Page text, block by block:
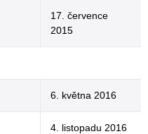
17. července
2015
6. května 2016
4. listopadu 2016